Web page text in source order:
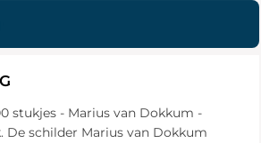
stukjes - Marius van Dokkum -
De schilder Marius van Dokkum